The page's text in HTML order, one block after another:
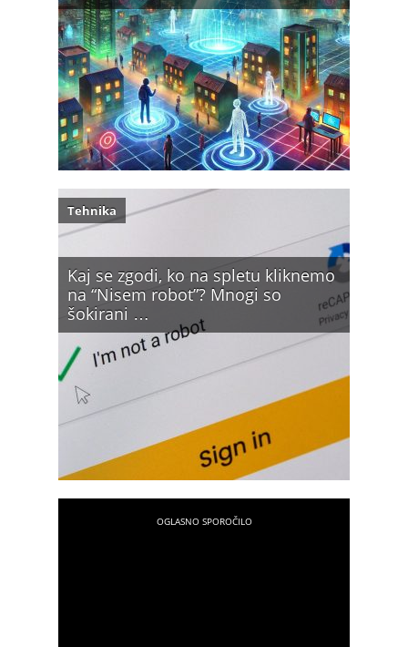
Kaj se zgodi, ko na spletu kliknemo
na “Nisem robot”? Mnogi so
šokirani …
Tehnika